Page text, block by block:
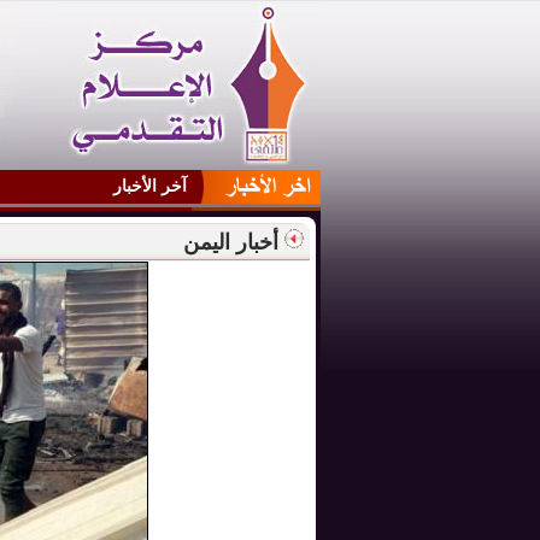
آخر الأخبار
أخبار اليمن